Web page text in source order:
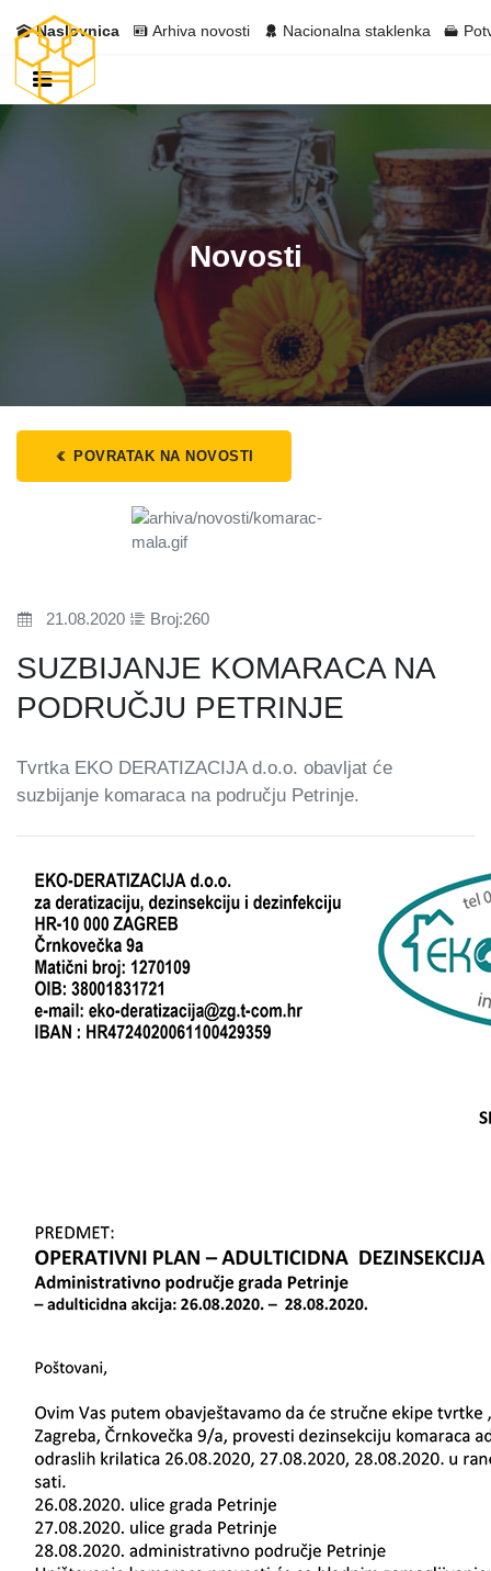
Naslovnica Arhiva novosti Nacionalna staklenka
Novosti
POVRATAK NA NOVOSTI
21.08.2020 Broj:260
SUZBIJANJE KOMARACA NA
PODRUČJU PETRINJE
Tvrtka EKO DERATIZACIJA d.o.o. obavljat će
suzbijanje komaraca na području Petrinje.